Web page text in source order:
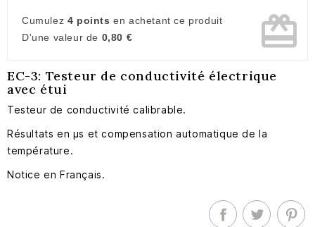
Cumulez 4 points en achetant ce produit
D'une valeur de 0,80 € card_giftcard
EC-3: Testeur de conductivité électrique
avec étui
Testeur de conductivité calibrable.
Résultats en µs et compensation automatique de la
température.
Notice en Français.